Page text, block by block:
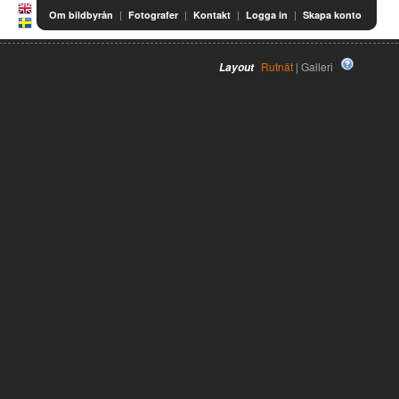
Om bildbyrån | Fotografer | Kontakt | Logga in | Skapa konto
Layout Rutnät | Galleri